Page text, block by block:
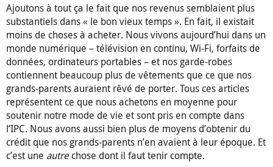
Ajoutons à tout ça le fait que nos revenus semblaient plus
substantiels dans « le bon vieux temps ». En fait, il existait
moins de choses à acheter. Nous vivons aujourd’hui dans un
monde numérique – télévision en continu, Wi-Fi, forfaits de
données, ordinateurs portables – et nos garde-robes
contiennent beaucoup plus de vêtements que ce que nos
grands-parents auraient rêvé de porter. Tous ces articles
représentent ce que nous achetons en moyenne pour
soutenir notre mode de vie et sont pris en compte dans
l’IPC. Nous avons aussi bien plus de moyens d’obtenir du
crédit que nos grands-parents n’en avaient à leur époque. Et
c’est une autrechose dont il faut tenir compte.